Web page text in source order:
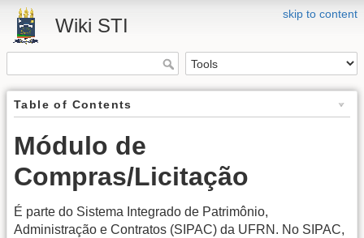
skip to content
Wiki STI
Table of Contents
Módulo de
Compras/Licitação
É parte do Sistema Integrado de Patrimônio,
Administração e Contratos (SIPAC) da UFRN. No SIPAC,